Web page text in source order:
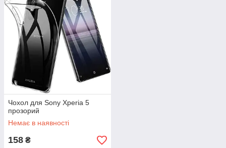
Чохол для Sony Xperia 5
прозорий
Немає в наявності
158 ₴